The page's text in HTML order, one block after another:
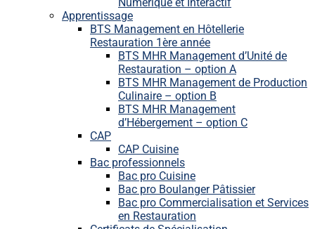
Apprentissage
BTS Management en Hôtellerie
Restauration 1ère année
BTS MHR Management d’Unité de
Restauration – option A
BTS MHR Management de Production
Culinaire – option B
BTS MHR Management
d’Hébergement – option C
CAP
CAP Cuisine
Bac professionnels
Bac pro Cuisine
Bac pro Boulanger Pâtissier
Bac pro Commercialisation et Services
en Restauration